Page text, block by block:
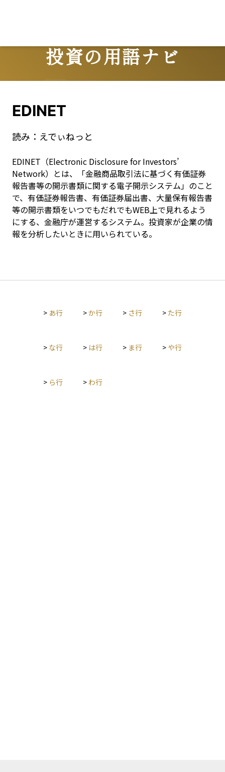
投資の用語ナビ
Terms
EDINET
読み： えでぃねっと
EDINET（Electronic Disclosure for Investors’
Network）とは、「金融商品取引法に基づく有価証券
報告書等の開示書類に関する電子開示システム」のこと
で、有価証券報告書、有価証券届出書、大量保有報告書
等の開示書類をいつでもだれでもWEB上で見れるよう
にする、金融庁が運営するシステム。投資家が企業の情
報を分析したいときに用いられている。
> あ行 >か行 > さ行 > た行
> な行 > は行 > ま行 > や行
> ら行 > わ行